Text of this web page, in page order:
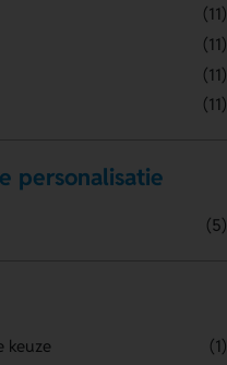
(11)
(11)
(11)
(11)
personalisatie
(5)
keuze
(1)